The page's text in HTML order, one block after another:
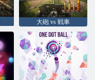
大砲 vs 戦車